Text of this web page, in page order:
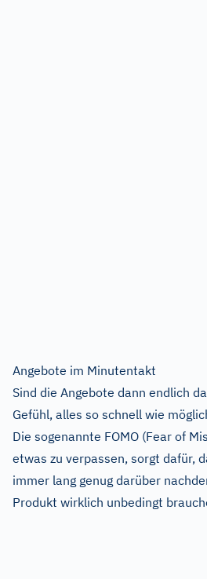
Angebote im Minutentakt
Sind die Angebote dann endlich
Gefühl, alles so schnell wie
Die sogenannte FOMO (Fear of
etwas zu verpassen, sorgt dafür,
immer lang genug darüber
Produkt wirklich unbedingt